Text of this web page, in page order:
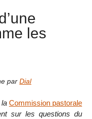
les
par Dial
Commission pastorale
sur les questions du